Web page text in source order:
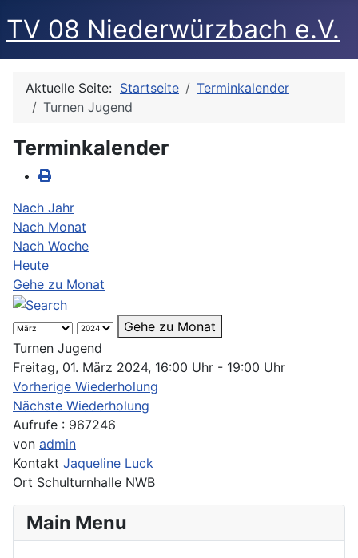
TV 08 Niederwürzbach e.V.
Aktuelle Seite: Startseite
Terminkalender
Turnen Jugend
Terminkalender
Nach Jahr
Nach Monat
Nach Woche
Heute
Gehe zu Monat
Gehe zu Monat
Turnen Jugend
Freitag, 01. März 2024, 16:00 Uhr - 19:00 Uhr
Vorherige Wiederholung
Nächste Wiederholung
Aufrufe : 967246
von admin
Kontakt Jaqueline Luck
Ort Schulturnhalle NWB
Main Menu